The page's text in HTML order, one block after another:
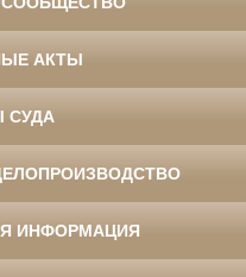
АКТЫ
СУДА
ИНФОРМАЦИЯ